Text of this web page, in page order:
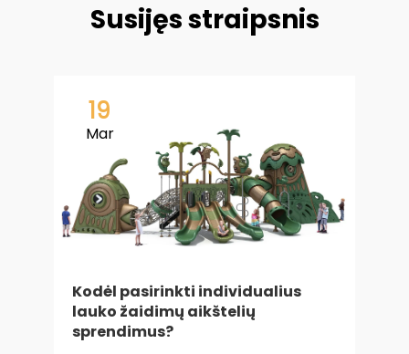
Susijęs straipsnis
19
Mar
Kodėl pasirinkti individualius
lauko žaidimų aikštelių
sprendimus?